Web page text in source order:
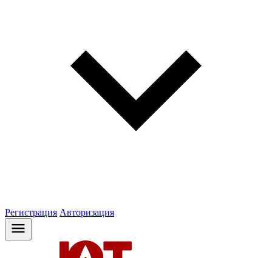
Регистрация Авторизация